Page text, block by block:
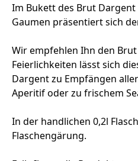
Im Bukett des Brut
Gaumen präsentiert sich
Wir empfehlen Ihn den
Feierlichkeiten lässt sich
Dargent zu Empfängen
Aperitif oder zu frischem
In der handlichen 0,2l
Flaschengärung.